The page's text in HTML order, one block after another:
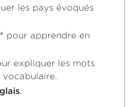
les pays évoqués
pour apprendre en
expliquer les mots
.